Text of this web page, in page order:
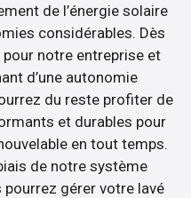
de l’énergie solaire
considérables. Dès
pour notre entreprise et
d’une autonomie
du reste profiter de
et durables pour
en tout temps.
de notre système
gérer votre lavé